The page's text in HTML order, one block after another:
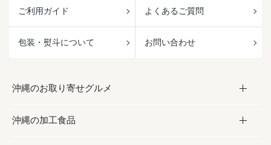
ご利用ガイド よくあるご質問
包装・熨斗について お問い合わせ
沖縄のお取り寄せグルメ
お取り寄せグルメ
沖縄の加工食品